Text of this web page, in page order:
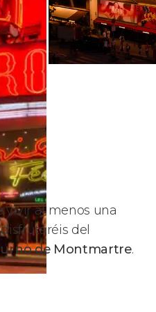
vivir al menos una
disfrutaréis del
de Montmartre.